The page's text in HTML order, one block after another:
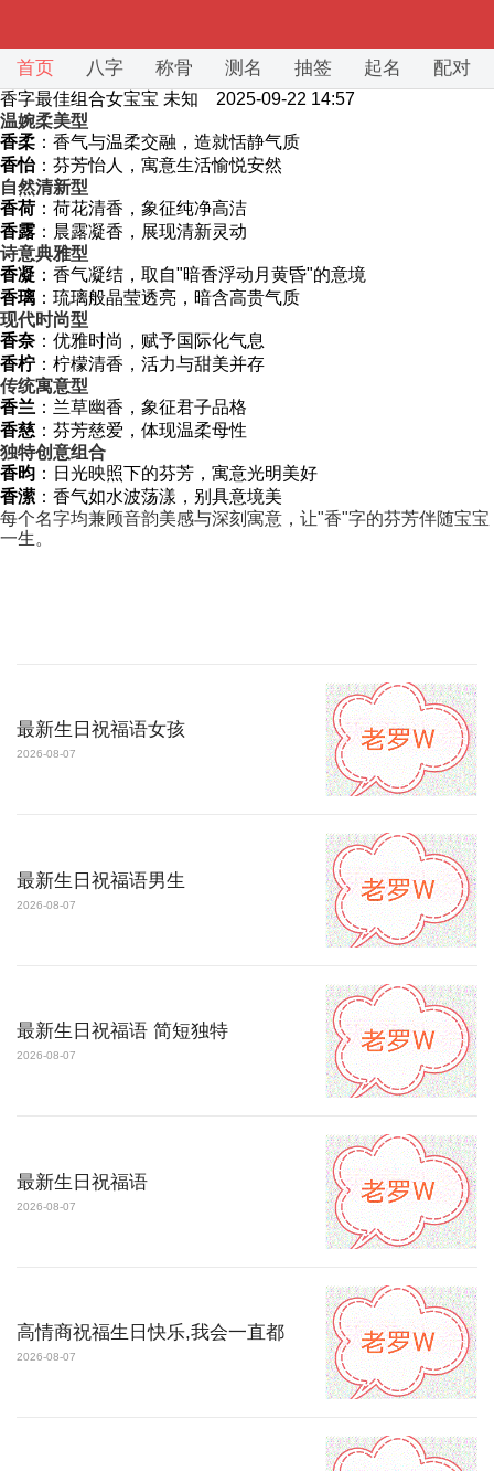
首页 八字 称骨 测名 抽签 起名 配对
香字最佳组合女宝宝 未知 2025-09-22 14:57
温婉柔美型
香柔 ：香气与温柔交融，造就恬静气质
香怡 ：芬芳怡人，寓意生活愉悦安然
自然清新型
香荷 ：荷花清香，象征纯净高洁
香露 ：晨露凝香，展现清新灵动
诗意典雅型
香凝 ：香气凝结，取自"暗香浮动月黄昏"的意境
香璃 ：琉璃般晶莹透亮，暗含高贵气质
现代时尚型
香奈 ：优雅时尚，赋予国际化气息
香柠 ：柠檬清香，活力与甜美并存
传统寓意型
香兰 ：兰草幽香，象征君子品格
香慈 ：芬芳慈爱，体现温柔母性
独特创意组合
香昀 ：日光映照下的芬芳，寓意光明美好
香潆 ：香气如水波荡漾，别具意境美
每个名字均兼顾音韵美感与深刻寓意，让"香"字的芬芳伴随宝宝
一生。
最新生日祝福语女孩
2026-08-07
最新生日祝福语男生
2026-08-07
最新生日祝福语 简短独特
2026-08-07
最新生日祝福语
2026-08-07
高情商祝福生日快乐,我会一直都
2026-08-07